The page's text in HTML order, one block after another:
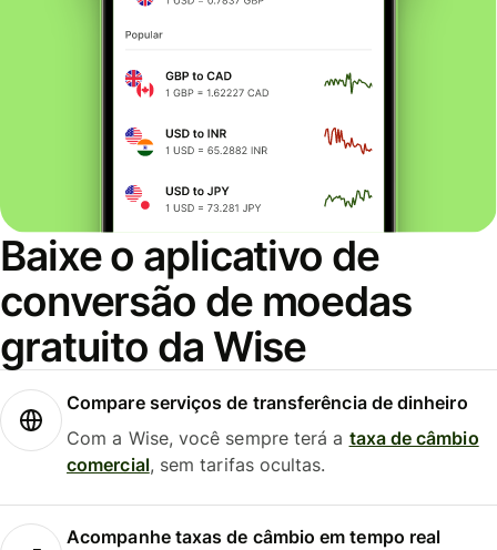
Baixe o aplicativo de
conversão de moedas
gratuito da Wise
Compare serviços de transferência de dinheiro
Com a Wise, você sempre terá a taxa de câmbio
comercial, sem tarifas ocultas.
Acompanhe taxas de câmbio em tempo real